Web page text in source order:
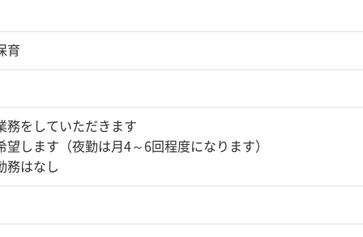
育
務をしていただきます
望します（夜勤は月4～6回程度になります）
務はなし